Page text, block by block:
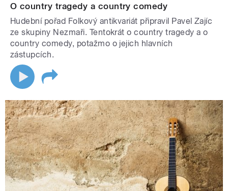
O country tragedy a country comedy
Hudební pořad Folkový antikvariát připravil Pavel Zajíc
ze skupiny Nezmaři. Tentokrát o country tragedy a o
country comedy, potažmo o jejich hlavních
zástupcích.